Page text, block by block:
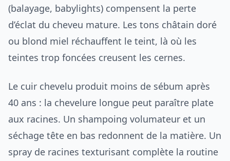
(balayage, babylights) compensent la perte
d’éclat du cheveu mature. Les tons châtain doré
ou blond miel réchauffent le teint, là où les
teintes trop foncées creusent les cernes.
Le cuir chevelu produit moins de sébum après
40 ans : la chevelure longue peut paraître plate
aux racines. Un shampoing volumateur et un
séchage tête en bas redonnent de la matière. Un
spray de racines texturisant complète la routine